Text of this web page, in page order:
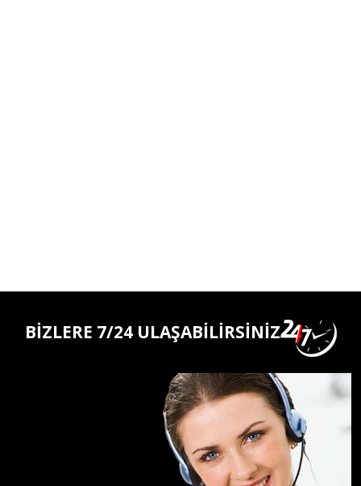
BİZLERE 7/24 ULAŞABİLİRSİNİZ